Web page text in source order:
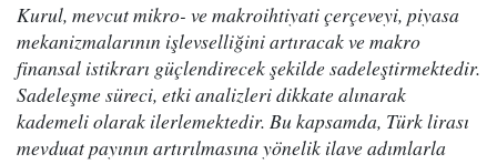
Kurul, mevcut mikro- ve makroihtiyati çerçeveyi, piyasa
mekanizmalarının işlevselliğini artıracak ve makro
finansal istikrarı güçlendirecek şekilde sadeleştirmektedir.
Sadeleşme süreci, etki analizleri dikkate alınarak
kademeli olarak ilerlemektedir. Bu kapsamda, Türk lirası
mevduat payının artırılmasına yönelik ilave adımlarla